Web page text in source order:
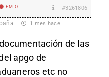
EM Off #3261806
1 mes hace
de las
apgo de
etc no